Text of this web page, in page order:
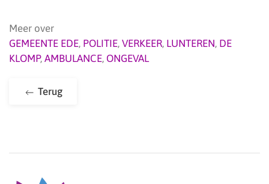
Meer over
GEMEENTE EDE, POLITIE, VERKEER, LUNTEREN, DE
KLOMP, AMBULANCE, ONGEVAL
Terug